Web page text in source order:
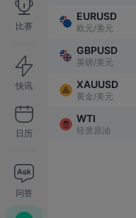
比赛
快讯
日历
问答
EURUSD
欧元/美元
GBPUSD
英镑/美元
XAUUSD
黄金/美元
WTI
轻质原油